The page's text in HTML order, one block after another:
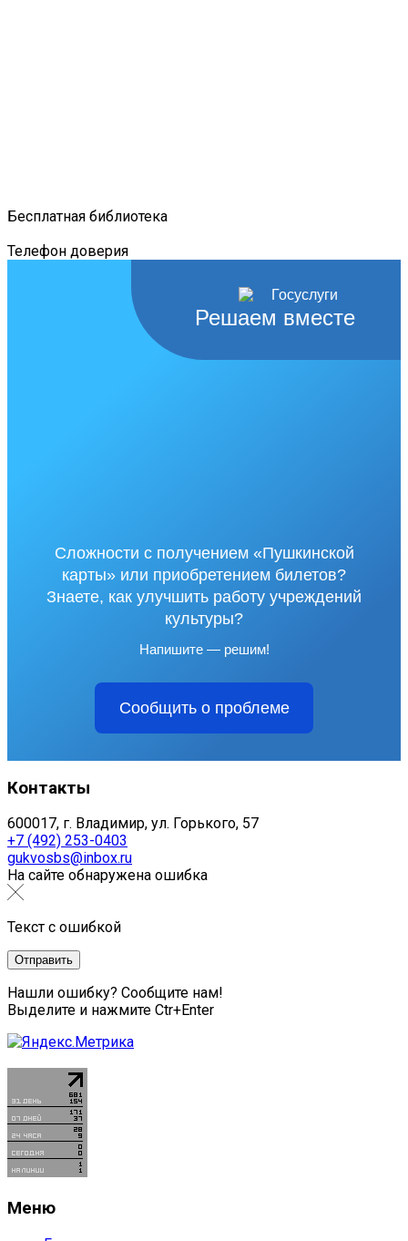
Бесплатная библиотека
Телефон доверия
Решаем вместе
Сложности с получением «Пушкинской
карты» или приобретением билетов?
Знаете, как улучшить работу учреждений
культуры?
Напишите — решим!
Сообщить о проблеме
Контакты
600017, г. Владимир, ул. Горького, 57
+7 (492) 253-0403
gukvosbs@inbox.ru
На сайте обнаружена ошибка
Текст с ошибкой
Нашли ошибку? Сообщите нам!
Выделите и нажмите Ctr+Enter
Меню